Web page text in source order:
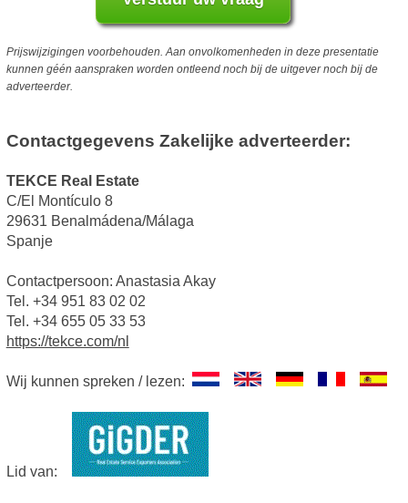
Prijswijzigingen voorbehouden. Aan onvolkomenheden in deze presentatie
kunnen géén aanspraken worden ontleend noch bij de uitgever noch bij de
adverteerder.
Contactgegevens Zakelijke adverteerder:
TEKCE Real Estate
C/El Montículo 8
29631 Benalmádena/Málaga
Spanje
Contactpersoon: Anastasia Akay
Tel. +34 951 83 02 02
Tel. +34 655 05 33 53
https://tekce.com/nl
Wij kunnen spreken / lezen:
Lid van: